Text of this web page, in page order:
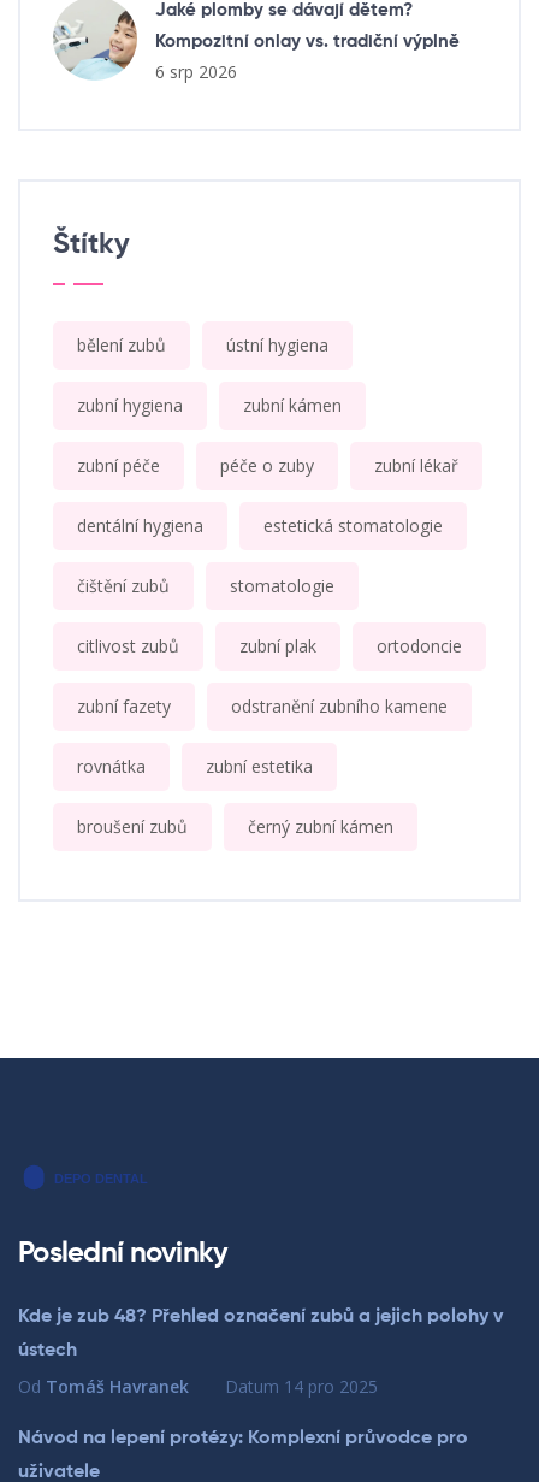
Jaké plomby se dávají dětem?
Kompozitní onlay vs. tradiční výplně
6 srp 2026
Štítky
bělení zubů ústní hygiena
zubní hygiena zubní kámen
zubní péče péče o zuby zubní lékař
dentální hygiena estetická stomatologie
čištění zubů stomatologie
citlivost zubů zubní plak ortodoncie
zubní fazety odstranění zubního kamene
rovnátka zubní estetika
broušení zubů černý zubní kámen
Poslední novinky
Kde je zub 48? Přehled označení zubů a jejich polohy v
ústech
Od Tomáš Havranek Datum 14 pro 2025
Návod na lepení protézy: Komplexní průvodce pro
uživatele